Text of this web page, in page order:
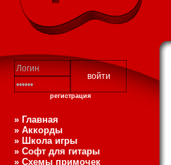
регистрация
» Главная
» Аккорды
» Школа игры
» Софт для гитары
» Схемы примочек